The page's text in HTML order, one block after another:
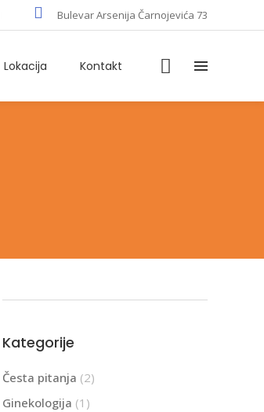
Bulevar Arsenija Čarnojevića 73
Lokacija Kontakt
Kategorije
Česta pitanja (2)
Ginekologija (1)